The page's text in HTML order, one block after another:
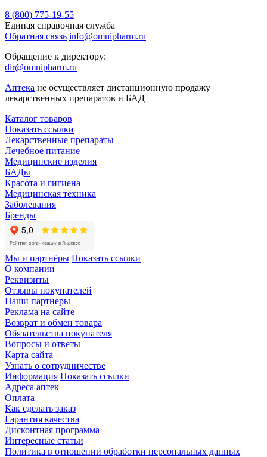
8 (800) 775-19-55
Единая справочная служба
Обратная связь info@omnipharm.ru
Обращение к директору:
dir@omnipharm.ru
Аптека не осуществляет дистанционную продажу
лекарственных препаратов и БАД
Каталог товаров
Показать ссылки
Лекарственные препараты
Лечебное питание
Медицинские изделия
БАДы
Красота и гигиена
Медицинская техника
Заболевания
Бренды
Мы и партнёры Показать ссылки
О компании
Реквизиты
Отзывы покупателей
Наши партнеры
Реклама на сайте
Возврат и обмен товара
Обязательства покупателя
Вопросы и ответы
Карта сайта
Узнать о сотрудничестве
Информация Показать ссылки
Адреса аптек
Оплата
Как сделать заказ
Гарантия качества
Дисконтная программа
Интересные статьи
Политика в отношении обработки персональных данных